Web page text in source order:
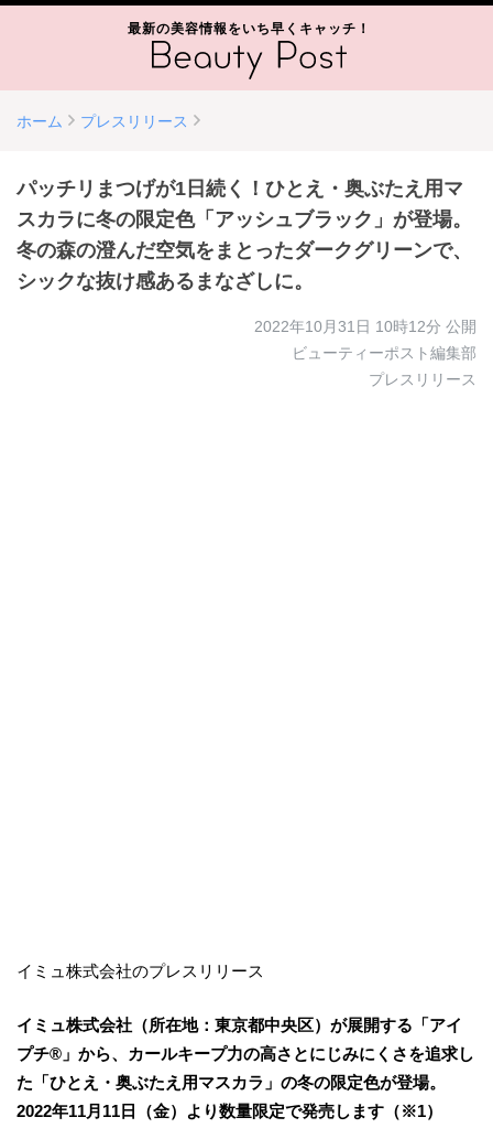
最新の美容情報をいち早くキャッチ！
ホーム プレスリリース
パッチリまつげが1日続く！ひとえ・奥ぶたえ用マ
スカラに冬の限定色「アッシュブラック」が登場。
冬の森の澄んだ空気をまとったダークグリーンで、
シックな抜け感あるまなざしに。
2022年10月31日 10時12分 公開
ビューティーポスト編集部
プレスリリース
イミュ株式会社のプレスリリース
イミュ株式会社（所在地：東京都中央区）が展開する「アイ
プチ®」から、カールキープ力の高さとにじみにくさを追求し
た「ひとえ・奥ぶたえ用マスカラ」の冬の限定色が登場。
2022年11月11日（金）より数量限定で発売します（※1）